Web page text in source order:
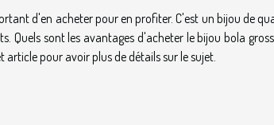
d'en acheter pour en profiter. C'est un bijou de
sont les avantages d'acheter le bijou bola
article pour avoir plus de détails sur le sujet.